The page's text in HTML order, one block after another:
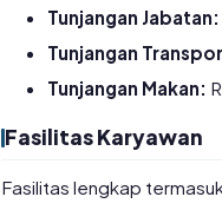
Tunjangan Jabatan:
Tunjangan
Tunjangan Makan:
Fasilitas Karyawan
Fasilitas lengkap